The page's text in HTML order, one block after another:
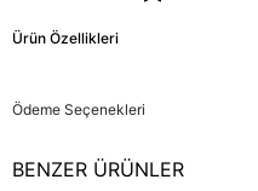
Ürün Özellikleri
Ödeme Seçenekleri
BENZER ÜRÜNLER